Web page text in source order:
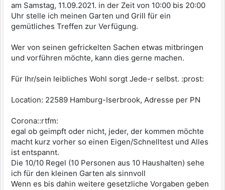
am Samstag, 11.09.2021. in der Zeit von 10:00 bis 20:00
Uhr stelle ich meinen Garten und Grill für ein
gemütliches Treffen zur Verfügung.
Wer von seinen gefrickelten Sachen etwas mitbringen
und vorführen möchte, kann dies gerne machen.
Für Ihr/sein leibliches Wohl sorgt Jede-r selbst. :prost:
Location: 22589 Hamburg-Iserbrook, Adresse per PN
Corona::rtfm:
egal ob geimpft oder nicht, jeder, der kommen möchte
macht kurz vorher so einen Eigen/Schnelltest und Alles
ist entspannt.
Die 10/10 Regel (10 Personen aus 10 Haushalten) sehe
ich für den kleinen Garten als sinnvoll
Wenn es bis dahin weitere gesetzliche Vorgaben geben